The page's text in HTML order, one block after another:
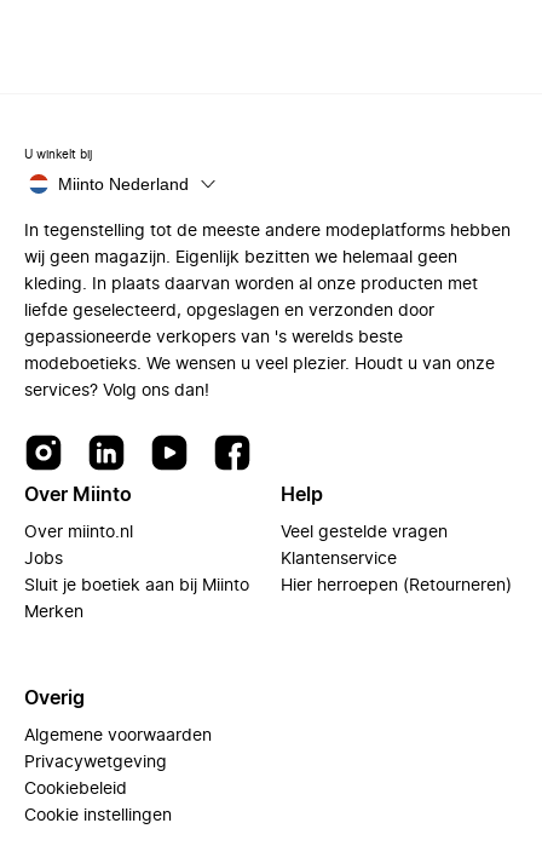
U winkelt bij
Miinto Nederland
In tegenstelling tot de meeste andere modeplatforms hebben
wij geen magazijn. Eigenlijk bezitten we helemaal geen
kleding. In plaats daarvan worden al onze producten met
liefde geselecteerd, opgeslagen en verzonden door
gepassioneerde verkopers van 's werelds beste
modeboetieks. We wensen u veel plezier. Houdt u van onze
services? Volg ons dan!
Over Miinto
Over miinto.nl
Jobs
Sluit je boetiek aan bij Miinto
Merken
Help
Veel gestelde vragen
Klantenservice
Hier herroepen (Retourneren)
Overig
Algemene voorwaarden
Privacywetgeving
Cookiebeleid
Cookie instellingen